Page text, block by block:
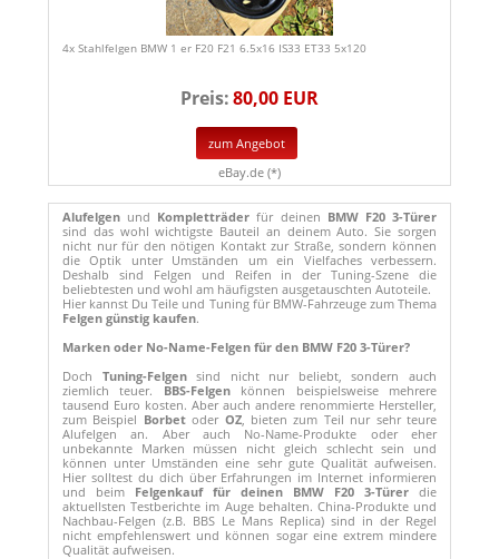
4x Stahlfelgen BMW 1 er F20 F21 6.5x16 IS33 ET33 5x120
Preis:80,00 EUR
zum Angebot
eBay.de (*)
Alufelgen und Kompletträder für deinen BMW F20 3-Türer
sind das wohl wichtigste Bauteil an deinem Auto. Sie sorgen
nicht nur für den nötigen Kontakt zur Straße, sondern können
die Optik unter Umständen um ein Vielfaches verbessern.
Deshalb sind Felgen und Reifen in der Tuning-Szene die
beliebtesten und wohl am häufigsten ausgetauschten Autoteile.
Hier kannst Du Teile und Tuning für BMW-Fahrzeuge zum Thema
Felgen günstig kaufen.
Marken oder No-Name-Felgen für den BMW F20 3-Türer?
Doch Tuning-Felgensind nicht nur beliebt, sondern auch
ziemlich teuer. BBS-Felgenkönnen beispielsweise mehrere
tausend Euro kosten. Aber auch andere renommierte Hersteller,
zum Beispiel Borbetoder OZ, bieten zum Teil nur sehr teure
Alufelgen an. Aber auch No-Name-Produkte oder eher
unbekannte Marken müssen nicht gleich schlecht sein und
können unter Umständen eine sehr gute Qualität aufweisen.
Hier solltest du dich über Erfahrungen im Internet informieren
und beim Felgenkauf für deinen BMW F20 3-Türer die
aktuellsten Testberichte im Auge behalten. China-Produkte und
Nachbau-Felgen (z.B. BBS Le Mans Replica) sind in der Regel
nicht empfehlenswert und können sogar eine extrem mindere
Qualität aufweisen.